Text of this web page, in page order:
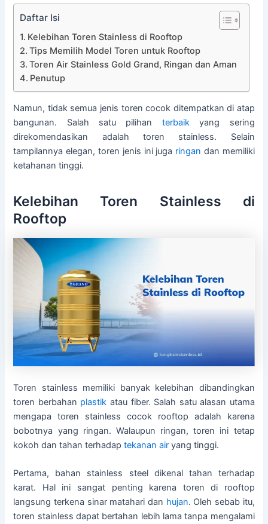
Daftar Isi
Kelebihan Toren Stainless di Rooftop
Tips Memilih Model Toren untuk Rooftop
Toren Air Stainless Gold Grand, Ringan dan Aman
Penutup
Namun, tidak semua jenis toren cocok ditempatkan di atap
bangunan. Salah satu pilihan terbaikyang sering
direkomendasikan adalah toren stainless. Selain
tampilannya elegan, toren jenis ini juga ringan dan memiliki
ketahanan tinggi.
Kelebihan Toren Stainless di
Rooftop
Toren stainless memiliki banyak kelebihan dibandingkan
toren berbahan plastik atau fiber. Salah satu alasan utama
mengapa toren stainless cocok rooftop adalah karena
bobotnya yang ringan. Walaupun ringan, toren ini tetap
kokoh dan tahan terhadaptekanan air yang tinggi.
Pertama, bahan stainless steel dikenal tahan terhadap
karat. Hal ini sangat penting karena toren di rooftop
langsung terkena sinar matahari dan hujan. Oleh sebab itu,
toren stainless dapat bertahan lebih lama tanpa mengalami